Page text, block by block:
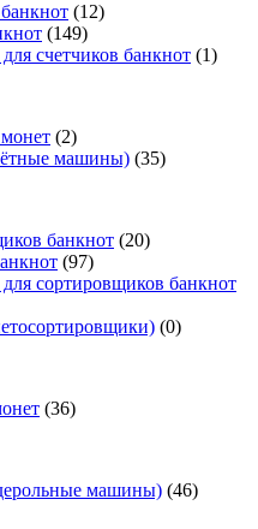
(12)
(149)
счетчиков банкнот (1)
(2)
машины) (35)
банкнот (20)
(97)
сортировщиков банкнот
(0)
(36)
машины) (46)